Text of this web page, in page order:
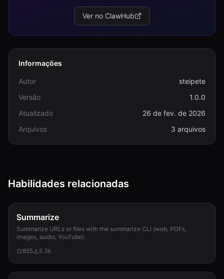
Ver no ClawHub
Informações
Autor
steipete
Versão
1.0.0
Atualizado
26 de fev. de 2026
Arquivos
3 arquivos
Habilidades relacionadas
Summarize
Summarize URLs or files with the summarize CLI (web, PDFs,
images, audio, YouTube).
855
5.3k